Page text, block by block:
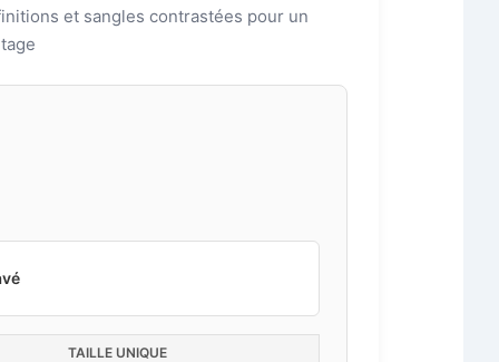
et sangles contrastées pour un
TAILLE UNIQUE